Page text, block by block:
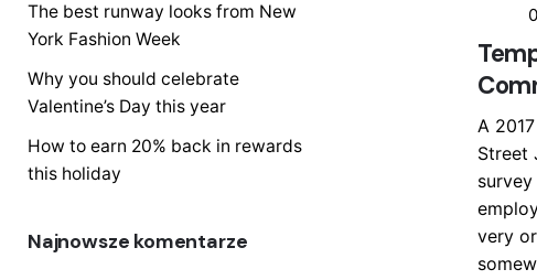
The best runway looks from New
York Fashion Week
Why you should celebrate
Valentine’s Day this year
How to earn 20% back in rewards
this holiday
Najnowsze komentarze
A
Street
very or